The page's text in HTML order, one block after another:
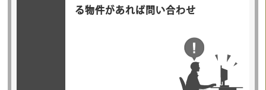
る物件があれば問い合わせ